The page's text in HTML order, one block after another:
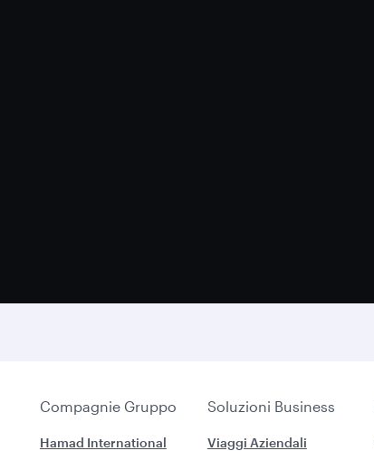
Compagnie Gruppo Soluzioni Business
Hamad International
Viaggi Aziendali